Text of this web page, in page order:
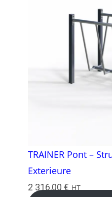
TRAINER Pont –
Exterieure
2 316,00€ HT